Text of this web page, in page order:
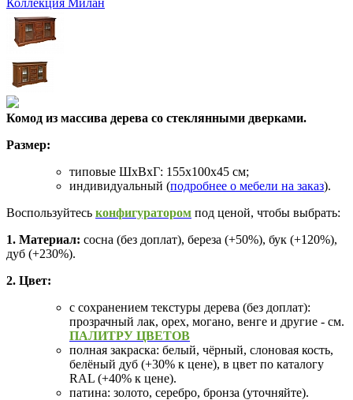
Комод из массива дерева со стеклянными дверками.
Размер:
типовые ШхВхГ: 155х100х45 см;
индивидуальный (подробнее о мебели на заказ).
Воспользуйтесь конфигуратором под ценой, чтобы выбрать:
1. Материал: сосна (без доплат), береза (+50%), бук (+120%),
дуб (+230%).
2. Цвет:
с сохранением текстуры дерева (без доплат):
прозрачный лак, орех, могано, венге и другие - см.
ПАЛИТРУ ЦВЕТОВ
полная закраска: белый, чёрный, слоновая кость,
белёный дуб (+30% к цене), в цвет по каталогу
RAL (+40% к цене).
патина: золото, серебро, бронза (уточняйте).